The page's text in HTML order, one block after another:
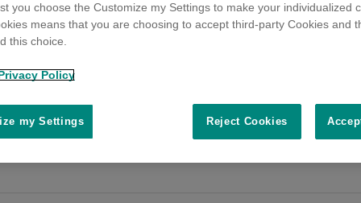
chats
utiles pour aider vos chats à
les chats sont des animaux solitaires qui préfèrent vivre
à certains chats, mais que ferez-vous si ce n’est pas le cas ? Et
you choose the Customize my Settings to make your individualized
means that you are choosing to accept third-party Cookies and
this choice.
Policy
Reject Cookies
my Settings